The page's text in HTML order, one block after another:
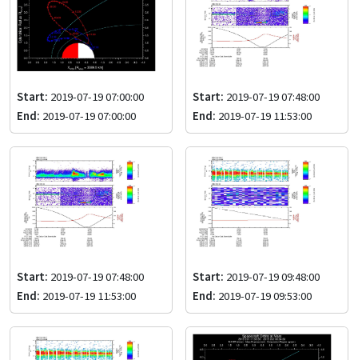
Start: 2019-07-19 07:00:00
End: 2019-07-19 07:00:00
Start: 2019-07-19 07:48:00
End: 2019-07-19 11:53:00
Start: 2019-07-19 07:48:00
End: 2019-07-19 11:53:00
Start: 2019-07-19 09:48:00
End: 2019-07-19 09:53:00